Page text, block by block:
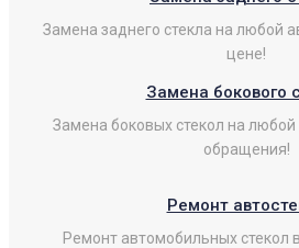
Замена заднего стекла на любой
цене!
Замена бокового
Замена боковых стекол на
обращения!
Ремонт
Ремонт автомобильных стекол